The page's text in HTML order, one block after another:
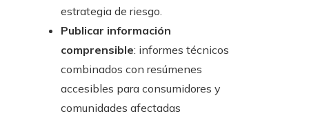
estrategia de riesgo.
Publicar información
comprensible: informes técnicos
combinados con resúmenes
accesibles para consumidores y
comunidades afectadas